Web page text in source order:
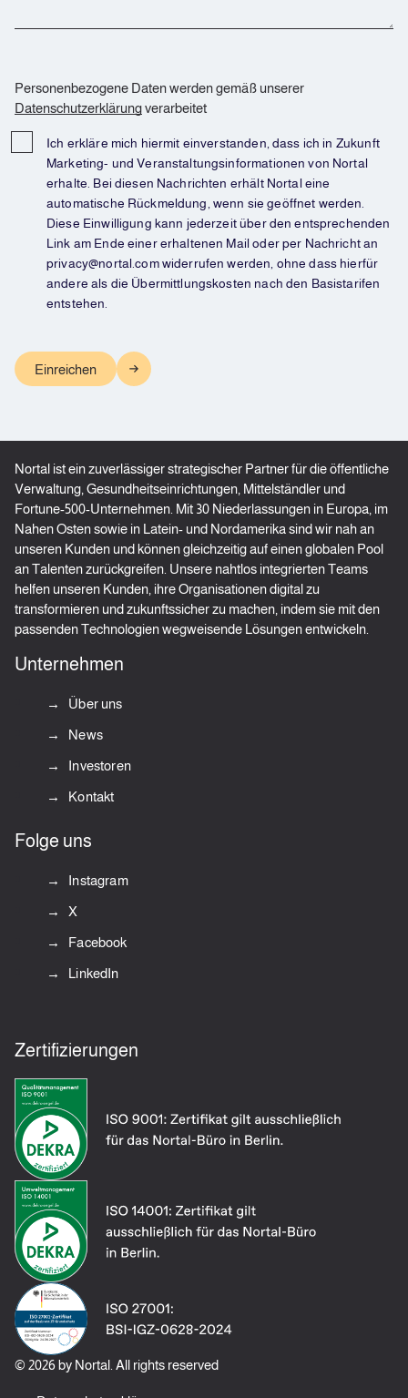
Personenbezogene Daten werden gemäß unserer
Datenschutzerklärungverarbeitet
Ich erkläre mich hiermit einverstanden, dass ich in Zukunft
Marketing- und Veranstaltungsinformationen von Nortal
erhalte. Bei diesen Nachrichten erhält Nortal eine
automatische Rückmeldung, wenn sie geöffnet werden.
Diese Einwilligung kann jederzeit über den entsprechenden
Link am Ende einer erhaltenen Mail oder per Nachricht an
privacy@nortal.com widerrufen werden, ohne dass hierfür
andere als die Übermittlungskosten nach den Basistarifen
entstehen.
Nortal ist ein zuverlässiger strategischer Partner für die öffentliche
Verwaltung, Gesundheitseinrichtungen, Mittelständler und
Fortune-500-Unternehmen. Mit 30 Niederlassungen in Europa, im
Nahen Osten sowie in Latein- und Nordamerika sind wir nah an
unseren Kunden und können gleichzeitig auf einen globalen Pool
an Talenten zurückgreifen. Unsere nahtlos integrierten Teams
helfen unseren Kunden, ihre Organisationen digital zu
transformieren und zukunftssicher zu machen, indem sie mit den
passenden Technologien wegweisende Lösungen entwickeln.
Unternehmen
Über uns
News
Investoren
Kontakt
Folge uns
Instagram
X
Facebook
LinkedIn
Zertifizierungen
© 2026 by Nortal. All rights reserved